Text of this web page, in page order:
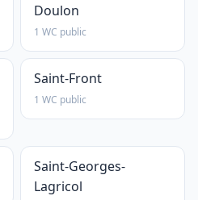
Doulon
1 WC public
Saint-Front
1 WC public
Saint-Georges-
Lagricol